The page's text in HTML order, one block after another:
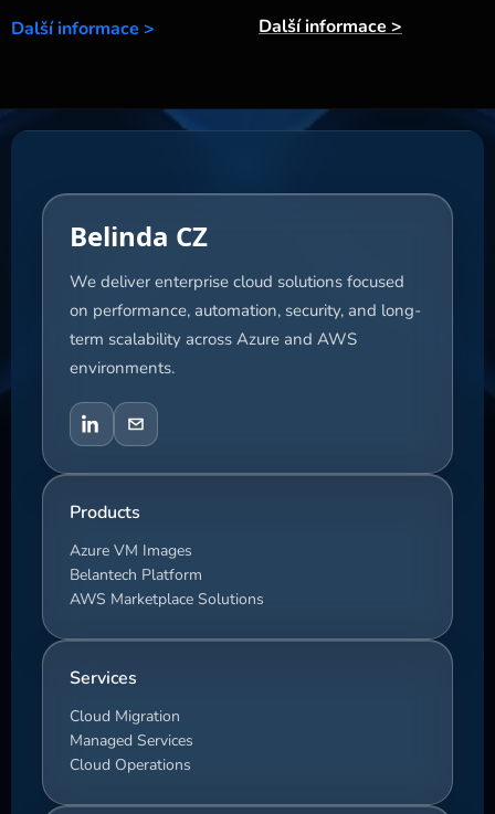
Další informace >
Další informace >
Belinda CZ
We deliver enterprise cloud solutions focused
on performance, automation, security, and long-
term scalability across Azure and AWS
environments.
Products
Azure VM Images
Belantech Platform
AWS Marketplace Solutions
Services
Cloud Migration
Managed Services
Cloud Operations